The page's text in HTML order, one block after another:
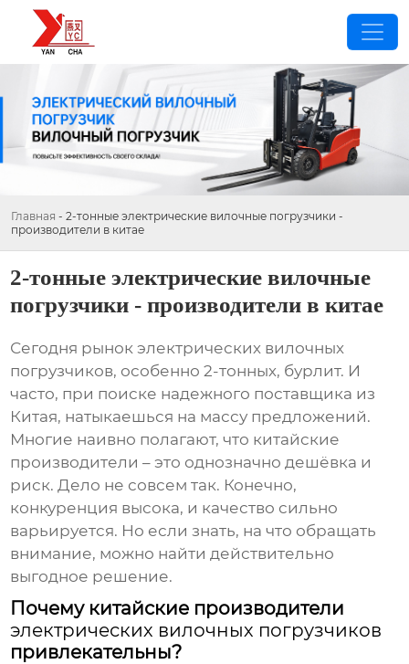
Главная - 2-тонные электрические вилочные погрузчики -
производители в китае
2-тонные электрические вилочные
погрузчики - производители в китае
Сегодня рынокэлектрических вилочных
погрузчиков, особенно2-тонных, бурлит. И
часто, при поиске надежного поставщика из
Китая, натыкаешься на массу предложений.
Многие наивно полагают, что китайские
производители – это однозначно дешёвка и
риск. Дело не совсем так. Конечно,
конкуренция высока, и качество сильно
варьируется. Но если знать, на что обращать
внимание, можно найти действительно
выгодное решение.
Почему китайские производители
электрических вилочных погрузчиков
привлекательны?